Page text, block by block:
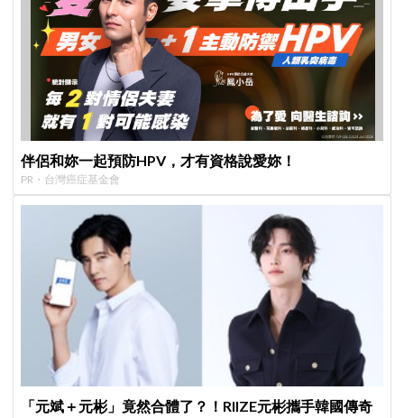
伴侶和妳一起預防HPV，才有資格說愛妳！
PR・台灣癌症基金會
「元斌＋元彬」竟然合體了？！RIIZE元彬攜手韓國傳奇